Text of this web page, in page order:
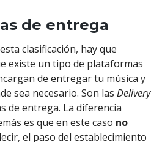
de entrega
clasificación, hay que
existe un tipo de plataformas
de entregar tu música y
sea necesario. Son las Delivery
de entrega. La diferencia
es que en este caso no
el paso del establecimiento